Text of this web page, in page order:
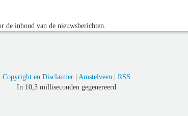
inhoud van de nieuwsberichten.
Copyright en Disclaimer| Amstelveen | RSS
In 10,3 milliseconden gegenereerd